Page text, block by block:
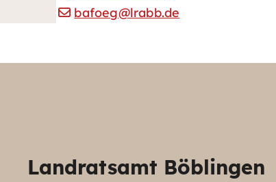
bafoeg@lrabb.de
Landratsamt Böblingen